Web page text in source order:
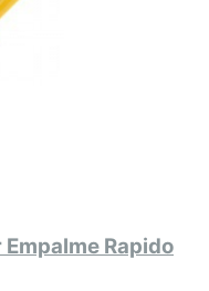
Rapido